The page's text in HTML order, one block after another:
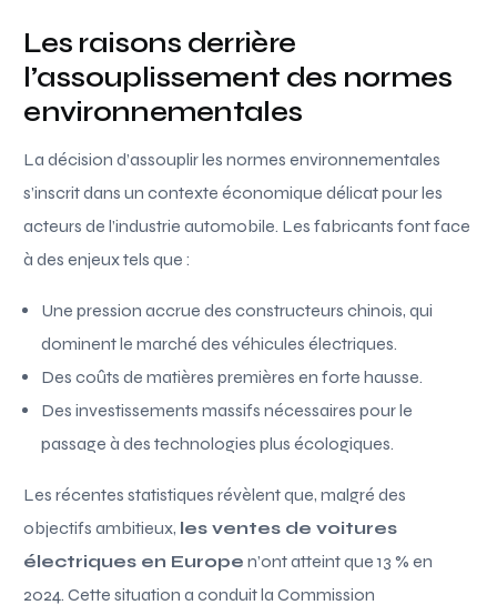
Les raisons derrière
l’assouplissement des normes
environnementales
La décision d’assouplir les normes environnementales
s’inscrit dans un contexte économique délicat pour les
acteurs de l’industrie automobile. Les fabricants font face
à des enjeux tels que :
Une pression accrue des constructeurs chinois, qui
dominent le marché des véhicules électriques.
Des coûts de matières premières en forte hausse.
Des investissements massifs nécessaires pour le
passage à des technologies plus écologiques.
Les récentes statistiques révèlent que, malgré des
objectifs ambitieux, les ventes de voitures
électriques en Europe n’ont atteint que 13 % en
2024. Cette situation a conduit la Commission